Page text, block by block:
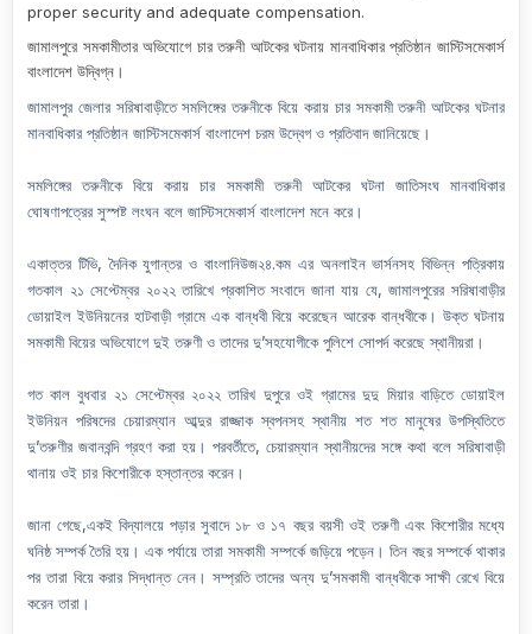
proper security and adequate compensation.
জামালপুরে সমকামীতার অভিযোগে চার তরুনী আটকের ঘটনায় মানবাধিকার প্রতিষ্ঠান জাস্টিসমেকার্স
বাংলাদেশ উদ্বিগ্ন।
জামালপুর জেলার সরিষাবাড়ীতে সমলিঙ্গের তরুনীকে বিয়ে করায় চার সমকামী তরুনী আটকের ঘটনার
মানবাধিকার প্রতিষ্ঠান জাস্টিসমেকার্স বাংলাদেশ চরম উদ্বেগ ও প্রতিবাদ জানিয়েছে।
সমলিঙ্গের তরুনীকে বিয়ে করায় চার সমকামী তরুনী আটকের ঘটনা জাতিসংঘ মানবাধিকার
ঘোষণাপত্রের সুস্পষ্ট লংঘন বলে জাস্টিসমেকার্স বাংলাদেশ মনে করে।
একাত্তর টিভি, দৈনিক যুগান্তর ও বাংলানিউজ২৪.কম এর অনলাইন ভার্সনসহ বিভিন্ন পত্রিকায়
গতকাল ২১ সেপ্টেম্বর ২০২২ তারিখে প্রকাশিত সংবাদে জানা যায় যে, জামালপুরের সরিষাবাড়ীর
ডোয়াইল ইউনিয়নের হাটবাড়ী গ্রামে এক বান্ধবী বিয়ে করেছেন আরেক বান্ধবীকে। উক্ত ঘটনায়
সমকামী বিয়ের অভিযোগে দুই তরুণী ও তাদের দু’সহযোগীকে পুলিশে সোপর্দ করেছে স্থানীয়রা।
গত কাল বুধবার ২১ সেপ্টেম্বর ২০২২ তারিখ দুপুরে ওই গ্রামের দুদু মিয়ার বাড়িতে ডোয়াইল
ইউনিয়ন পরিষদের চেয়ারম্যান আব্দুর রাজ্জাক স্বপনসহ স্থানীয় শত শত মানুষের উপস্থিতিতে
দু’তরুণীর জবানবন্দি গ্রহণ করা হয়। পরবর্তীতে, চেয়ারম্যান স্থানীয়দের সঙ্গে কথা বলে সরিষাবাড়ী
থানায় ওই চার কিশোরীকে হস্তান্তর করেন।
জানা গেছে,একই বিদ্যালয়ে পড়ার সুবাদে ১৮ ও ১৭ বছর বয়সী ওই তরুণী এবং কিশোরীর মধ্যে
ঘনিষ্ঠ সম্পর্ক তৈরি হয়। এক পর্যায়ে তারা সমকামী সম্পর্কে জড়িয়ে পড়েন। তিন বছর সম্পর্কে থাকার
পর তারা বিয়ে করার সিদ্ধান্ত নেন। সম্প্রতি তাদের অন্য দু’সমকামী বান্ধবীকে সাক্ষী রেখে বিয়ে
করেন তারা।